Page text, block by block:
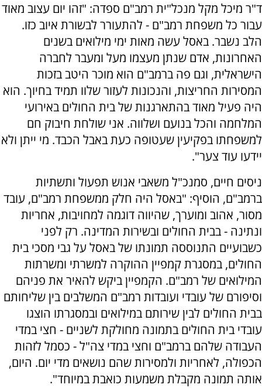
ד"ר מיכל מקל מנכל"ית רמב"ם ספדה: "זהו יום עצוב מאוד
עבור כל משפחת רמב"ם - להתעורר לבשורת איוב כזו.
הלב נשבר. באסל עשה מאות ימי מילואים בשנים
האחרונות, אדם שנתן מעצמו מעל ומעבר לחברה
הישראלית, וגם פה ברמב"ם הוא מוכר היטב בזכות
המסירות החריצות, והנכונות לעזור שלוו תמיד בחיוך. הוא
היה פעיל מאוד בהתארגנות של בית החולים באירועי
המלחמה והכל בנועם ושלווה. אני שולחת חיבוק חם
למשפחתו בפקיעין שעטופה כעת באבל הכבד. מי ייתן ולא
יידעו עוד צער".
ניסים חיים, סמנכ"ל משאבי אנוש תפעול ותשתיות
ברמב"ם, הוסיף: "באסל היה חלק ממשפחת רמב"ם, עובד
מסור, אהוב ומוערך, שהיווה דוגמה למחויבות, אחריות
ונתינה - בבית החולים ובשירות המדינה. רק לפני
כשבועיים התנוססה תמונתו של באסל על גבי מסכי בית
החולים, במסגרת קמפיין ההוקרה למשרתי ומשרתות
המילואים של רמב"ם. הקמפיין ביקש להאיר את פניהם
וסיפורם של עובדי ועובדות רמב"ם המשלבים בין שליחותם
בבית החולים לבין שירותם במילואים ובמסגרתו הוצגו
עובדי בית החולים בתמונה מחולקת לשניים - חצי במדי
העבודה שלהם ברמב"ם וחצי במדי צה"ל - כסמל לזהות
הכפולה, לאחריות ולמסירות שהם נושאים מדי יום. היום,
אותה תמונה מקבלת משמעות כואבת במיוחד".